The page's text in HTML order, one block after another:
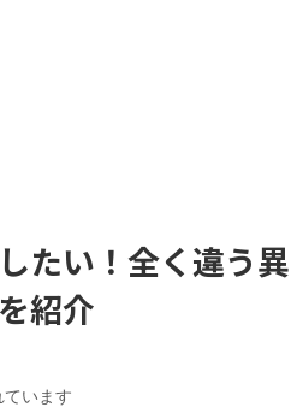
たい！全く違う
紹介
います